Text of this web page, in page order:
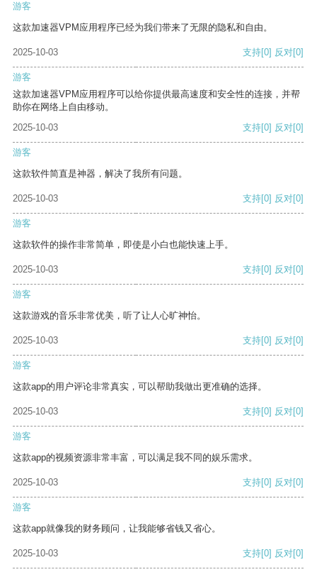
游客
这款加速器VPM应用程序已经为我们带来了无限的隐私和自由。
2025-10-03 支持[0] 反对[0]
游客
这款加速器VPM应用程序可以给你提供最高速度和安全性的连接，并帮
助你在网络上自由移动。
2025-10-03
支持[0] 反对[0]
游客
这款软件简直是神器，解决了我所有问题。
2025-10-03 支持[0] 反对[0]
游客
这款软件的操作非常简单，即使是小白也能快速上手。
2025-10-03 支持[0] 反对[0]
游客
这款游戏的音乐非常优美，听了让人心旷神怡。
2025-10-03 支持[0] 反对[0]
游客
这款app的用户评论非常真实，可以帮助我做出更准确的选择。
2025-10-03 支持[0] 反对[0]
游客
这款app的视频资源非常丰富，可以满足我不同的娱乐需求。
2025-10-03 支持[0] 反对[0]
游客
这款app就像我的财务顾问，让我能够省钱又省心。
2025-10-03 支持[0] 反对[0]